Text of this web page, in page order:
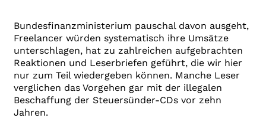
Bundesfinanzministerium pauschal davon ausgeht,
Freelancer würden systematisch ihre Umsätze
unterschlagen, hat zu zahlreichen aufgebrachten
Reaktionen und Leserbriefen geführt, die wir hier
nur zum Teil wiedergeben können. Manche Leser
verglichen das Vorgehen gar mit der illegalen
Beschaffung der Steuersünder-CDs vor zehn
Jahren.